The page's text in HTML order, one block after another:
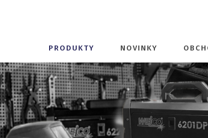
PRODUKTY NOVINKY